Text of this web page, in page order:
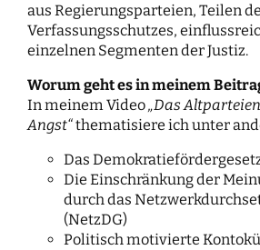
aus Regierungsparteien, Teilen
Verfassungsschutzes,
einzelnen Segmenten der Justiz.
Worum geht es in meinem
In meinem Video„Das
Angst“thematisiere ich unter
Das
Die Einschränkung der
durch das
(NetzDG)
Politisch motivierte